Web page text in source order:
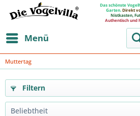
Das schönste
Garten. Direkt
Nistkasten,
Authentisch und
Menü
Muttertag
Filtern